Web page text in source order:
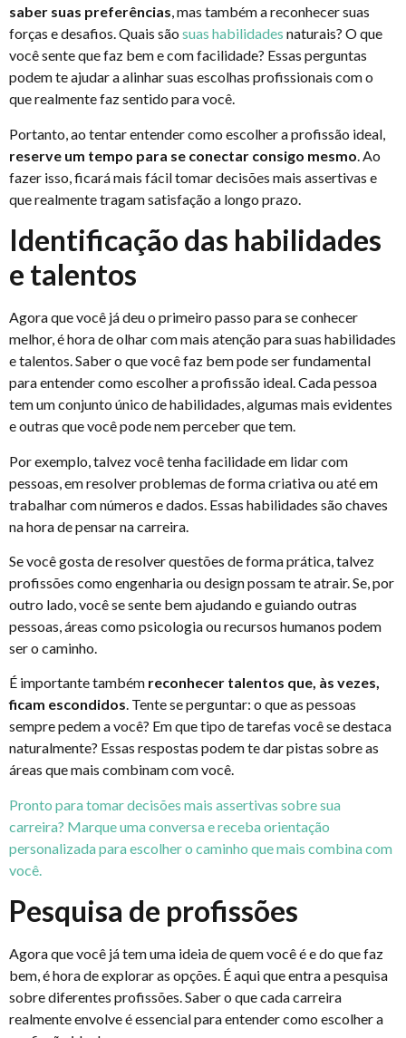
saber suas preferências, mas também a reconhecer suas
forças e desafios. Quais são suas habilidades naturais? O que
você sente que faz bem e com facilidade? Essas perguntas
podem te ajudar a alinhar suas escolhas profissionais com o
que realmente faz sentido para você.
Portanto, ao tentar entender como escolher a profissão ideal,
reserve um tempo para se conectar consigo mesmo. Ao
fazer isso, ficará mais fácil tomar decisões mais assertivas e
que realmente tragam satisfação a longo prazo.
Identificação das habilidades
e talentos
Agora que você já deu o primeiro passo para se conhecer
melhor, é hora de olhar com mais atenção para suas habilidades
e talentos. Saber o que você faz bem pode ser fundamental
para entender como escolher a profissão ideal. Cada pessoa
tem um conjunto único de habilidades, algumas mais evidentes
e outras que você pode nem perceber que tem.
Por exemplo, talvez você tenha facilidade em lidar com
pessoas, em resolver problemas de forma criativa ou até em
trabalhar com números e dados. Essas habilidades são chaves
na hora de pensar na carreira.
Se você gosta de resolver questões de forma prática, talvez
profissões como engenharia ou design possam te atrair. Se, por
outro lado, você se sente bem ajudando e guiando outras
pessoas, áreas como psicologia ou recursos humanos podem
ser o caminho.
É importante também reconhecer talentos que, às vezes,
ficam escondidos. Tente se perguntar: o que as pessoas
sempre pedem a você? Em que tipo de tarefas você se destaca
naturalmente? Essas respostas podem te dar pistas sobre as
áreas que mais combinam com você.
Pronto para tomar decisões mais assertivas sobre sua
carreira? Marque uma conversa e receba orientação
personalizada para escolher o caminho que mais combina com
você.
Pesquisa de profissões
Agora que você já tem uma ideia de quem você é e do que faz
bem, é hora de explorar as opções. É aqui que entra a pesquisa
sobre diferentes profissões. Saber o que cada carreira
realmente envolve é essencial para entender como escolher a